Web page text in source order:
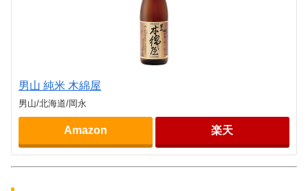
男山 純米 木綿屋
男山/北海道/岡永
Amazon 楽天